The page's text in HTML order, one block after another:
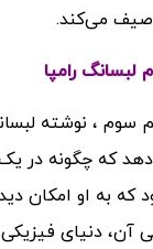
می‌کند.
رامپا
، نوشته
که چگونه در
که به او امکان
آن، دنیای